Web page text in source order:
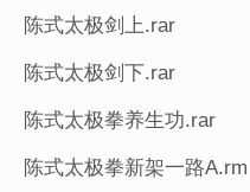
陈式太极剑上.rar
陈式太极剑下.rar
陈式太极拳养生功.rar
陈式太极拳新架一路A.rm